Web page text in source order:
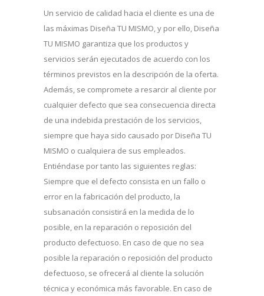
Un servicio de calidad hacia el cliente es una de
las máximas Diseña TU MISMO, y por ello, Diseña
TU MISMO garantiza que los productos y
servicios serán ejecutados de acuerdo con los
términos previstos en la descripción de la oferta.
Además, se compromete a resarcir al cliente por
cualquier defecto que sea consecuencia directa
de una indebida prestación de los servicios,
siempre que haya sido causado por Diseña TU
MISMO o cualquiera de sus empleados.
Entiéndase por tanto las siguientes reglas:
Siempre que el defecto consista en un fallo o
error en la fabricación del producto, la
subsanación consistirá en la medida de lo
posible, en la reparación o reposición del
producto defectuoso. En caso de que no sea
posible la reparación o reposición del producto
defectuoso, se ofrecerá al cliente la solución
técnica y económica más favorable. En caso de